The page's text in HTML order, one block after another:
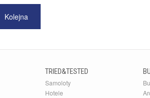
Kolejna
TRIED&TESTED
Samoloty
Hotele